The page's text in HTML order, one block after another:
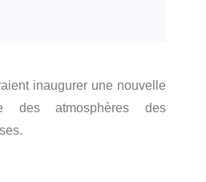
inaugurer une nouvelle
des atmosphères des